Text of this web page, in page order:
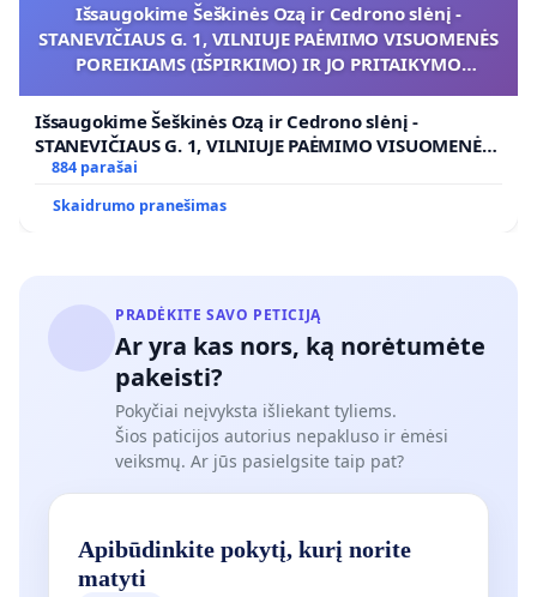
Išsaugokime Šeškinės Ozą ir Cedrono slėnį -
STANEVIČIAUS G. 1, VILNIUJE PAĖMIMO VISUOMENĖS
POREIKIAMS (IŠPIRKIMO) IR JO PRITAIKYMO
Išsaugokime Šeškinės Ozą ir Cedrono slėnį -
STANEVIČIAUS G. 1, VILNIUJE PAĖMIMO VISUOMENĖS
POREIKIAMS (IŠPIRKIMO) IR JO PRITAIKYMO VIEŠAJAI
ŽELDYNŲ FUNKCIJAI
884 parašai
Skaidrumo pranešimas
PRADĖKITE SAVO PETICIJĄ
Ar yra kas nors, ką norėtumėte
pakeisti?
Pokyčiai neįvyksta išliekant tyliems.
Šios paticijos autorius nepakluso ir ėmėsi
veiksmų. Ar jūs pasielgsite taip pat?
Apibūdinkite pokytį, kurį norite
matyti